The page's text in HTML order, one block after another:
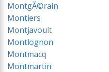
MontgÃ©rain
Montiers
Montjavoult
Montlognon
Montmacq
Montmartin